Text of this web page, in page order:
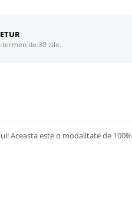
termen de 30 zile.
este o modalitate de